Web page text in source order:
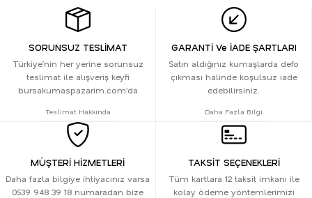
SORUNSUZ TESLİMAT
Türkiye’nin her yerine sorunsuz
teslimat ile alışveriş keyfi
bursakumaspazarim.com’da
Teslimat Hakkında
GARANTİ Ve İADE ŞARTLARI
Satın aldığınız kumaşlarda defo
çıkması halinde koşulsuz iade
edebilirsiniz.
Daha Fazla Bilgi
MÜŞTERİ HİZMETLERİ
Daha fazla bilgiye ihtiyacınız varsa
0539 948 39 18 numaradan bize
TAKSİT SEÇENEKLERİ
Tüm kartlara 12 taksit imkanı ile
kolay ödeme yöntemlerimizi